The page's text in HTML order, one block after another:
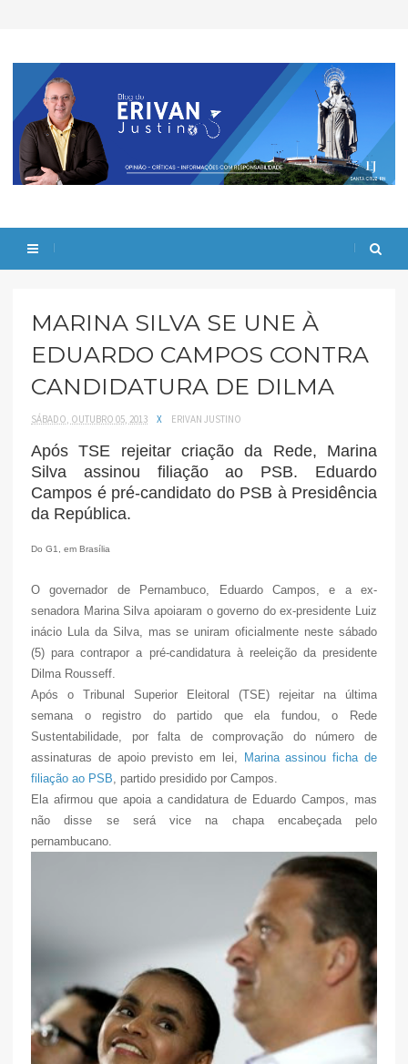
MARINA SILVA SE UNE À
EDUARDO CAMPOS CONTRA
CANDIDATURA DE DILMA
SÁBADO, OUTUBRO 05, 2013 X ERIVAN JUSTINO
Após TSE rejeitar criação da Rede, Marina
Silva assinou filiação ao PSB. Eduardo
Campos é pré-candidato do PSB à Presidência
da República.
Do G1, em Brasília
O governador de Pernambuco, Eduardo Campos, e a ex-
senadora Marina Silva apoiaram o governo do ex-presidente Luiz
inácio Lula da Silva, mas se uniram oficialmente neste sábado
(5) para contrapor a pré-candidatura à reeleição da presidente
Dilma Rousseff.
Após o Tribunal Superior Eleitoral (TSE) rejeitar na última
semana o registro do partido que ela fundou, o Rede
Sustentabilidade, por falta de comprovação do número de
assinaturas de apoio previsto em lei, Marina assinou ficha de
filiação ao PSB , partido presidido por Campos.
Ela afirmou que apoia a candidatura de Eduardo Campos, mas
não disse se será vice na chapa encabeçada pelo
pernambucano.